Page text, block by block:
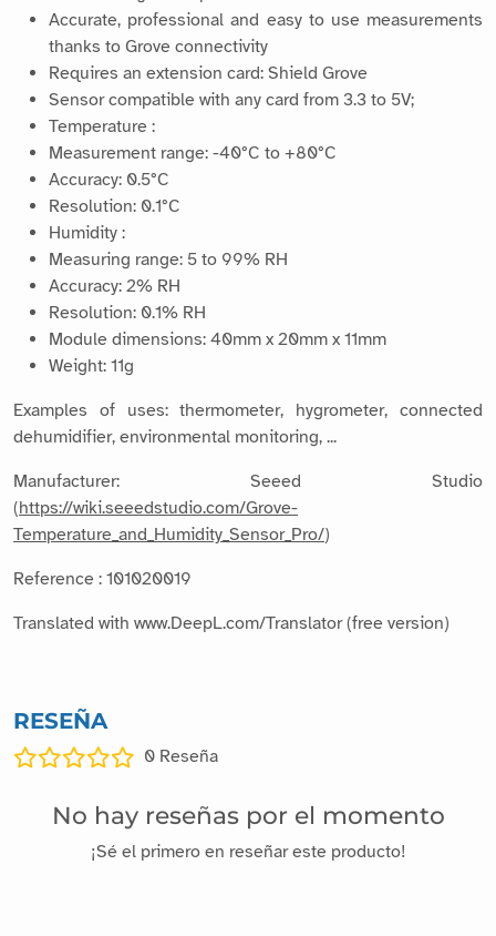
Accurate, professional and easy to use measurements
thanks to Grove connectivity
Requires an extension card: Shield Grove
Sensor compatible with any card from 3.3 to 5V;
Temperature :
Measurement range: -40°C to +80°C
Accuracy: 0.5°C
Resolution: 0.1°C
Humidity :
Measuring range: 5 to 99% RH
Accuracy: 2% RH
Resolution: 0.1% RH
Module dimensions: 40mm x 20mm x 11mm
Weight: 11g
Examples of uses: thermometer, hygrometer, connected
dehumidifier, environmental monitoring, ...
Manufacturer: Seeed Studio
(https://wiki.seeedstudio.com/Grove-
Temperature_and_Humidity_Sensor_Pro/)
Reference : 101020019
Translated with www.DeepL.com/Translator (free version)
RESEÑA
0 Reseña
No hay reseñas por el momento
¡Sé el primero en reseñar este producto!